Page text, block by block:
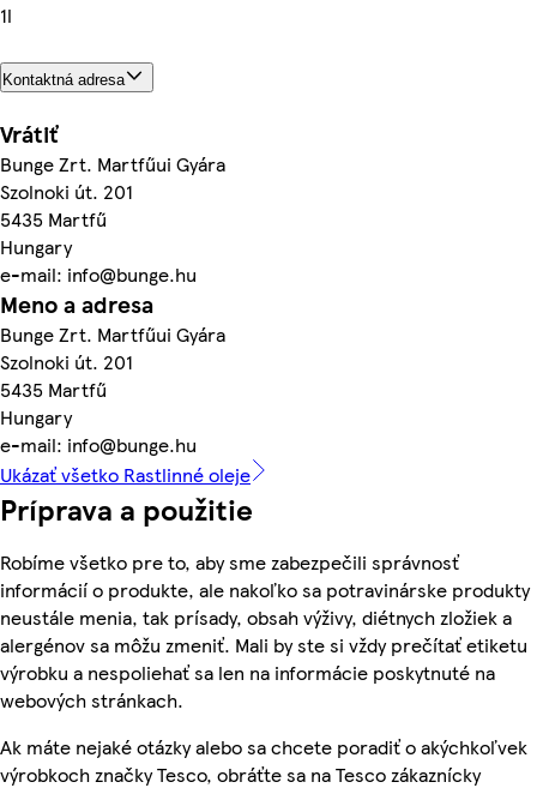
1l
Kontaktná adresa
Vrátiť
Bunge Zrt. Martfűui Gyára
Szolnoki út. 201
5435 Martfű
Hungary
e-mail: info@bunge.hu
Meno a adresa
Bunge Zrt. Martfűui Gyára
Szolnoki út. 201
5435 Martfű
Hungary
e-mail: info@bunge.hu
Ukázať všetko Rastlinné oleje
Príprava a použitie
Robíme všetko pre to, aby sme zabezpečili správnosť
informácií o produkte, ale nakoľko sa potravinárske produkty
neustále menia, tak prísady, obsah výživy, diétnych zložiek a
alergénov sa môžu zmeniť. Mali by ste si vždy prečítať etiketu
výrobku a nespoliehať sa len na informácie poskytnuté na
webových stránkach.
Ak máte nejaké otázky alebo sa chcete poradiť o akýchkoľvek
výrobkoch značky Tesco, obráťte sa na Tesco zákaznícky